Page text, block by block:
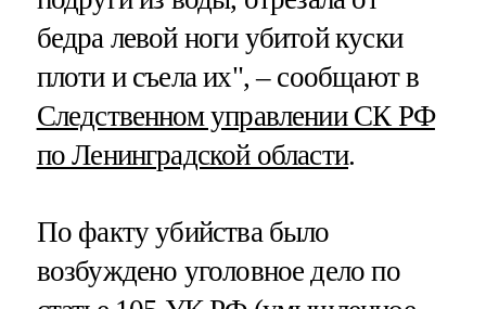
бедра левой ноги убитой куски
плоти и съела их", – сообщают в
Следственном управлении СК РФ
по Ленинградской области.
По факту убийства было
возбуждено уголовное дело по